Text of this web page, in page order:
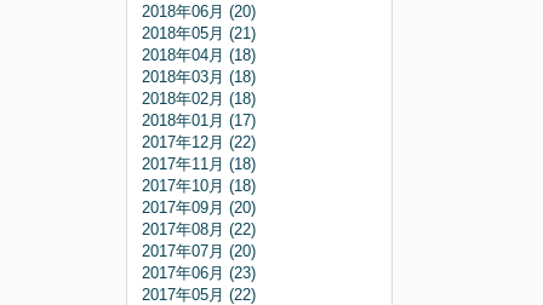
2018年06月 (20)
2018年05月 (21)
2018年04月 (18)
2018年03月 (18)
2018年02月 (18)
2018年01月 (17)
2017年12月 (22)
2017年11月 (18)
2017年10月 (18)
2017年09月 (20)
2017年08月 (22)
2017年07月 (20)
2017年06月 (23)
2017年05月 (22)